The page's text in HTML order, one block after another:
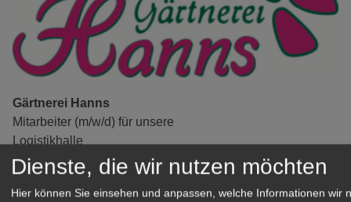
Gärtnerei Hanns
Mitarbeiter (m/w/d) für unsere
Logistikhalle
Herongen
zur Stellenanzeige
Dienste, die wir nutzen möchten
Hier können Sie einsehen und anpassen, welche Informationen wir